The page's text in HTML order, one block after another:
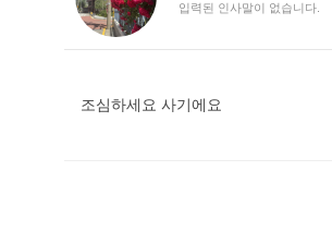
입력된 인사말이 없습니다.
조심하세요 사기에요